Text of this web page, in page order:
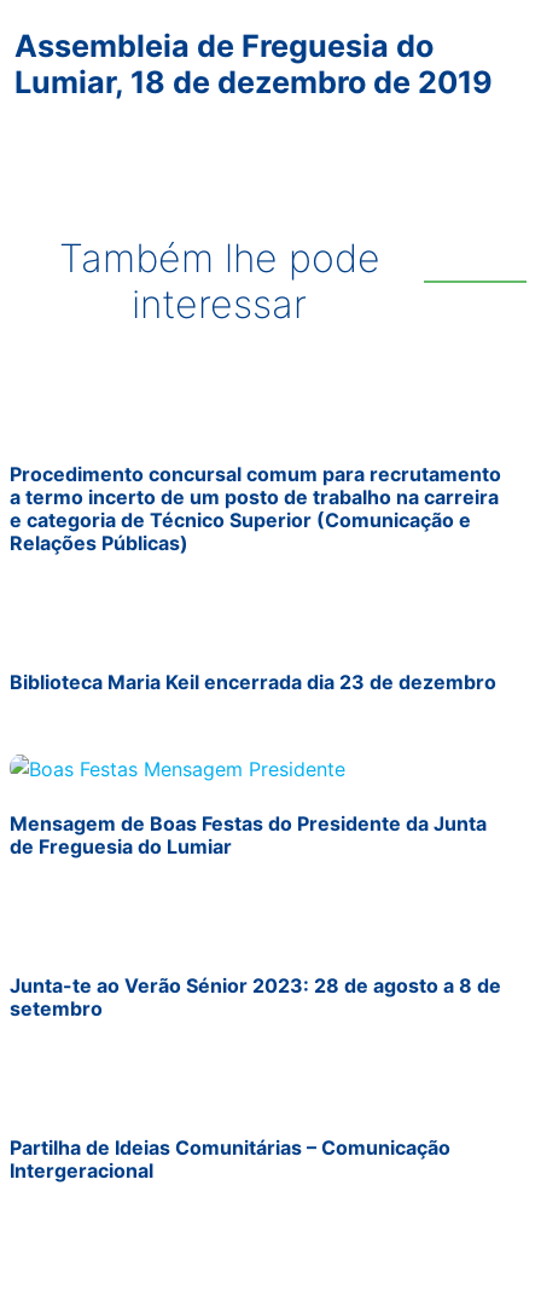
Assembleia de Freguesia do
Lumiar, 18 de dezembro de 2019
Também lhe pode
interessar
Procedimento concursal comum para recrutamento
a termo incerto de um posto de trabalho na carreira
e categoria de Técnico Superior (Comunicação e
Relações Públicas)
Biblioteca Maria Keil encerrada dia 23 de dezembro
Mensagem de Boas Festas do Presidente da Junta
de Freguesia do Lumiar
Junta-te ao Verão Sénior 2023: 28 de agosto a 8 de
setembro
Partilha de Ideias Comunitárias – Comunicação
Intergeracional